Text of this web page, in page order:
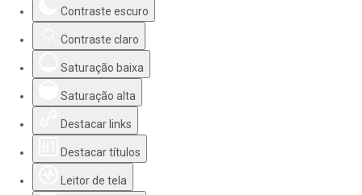
Contraste escuro
Contraste claro
Saturação baixa
Saturação alta
Destacar links
Destacar títulos
Leitor de tela